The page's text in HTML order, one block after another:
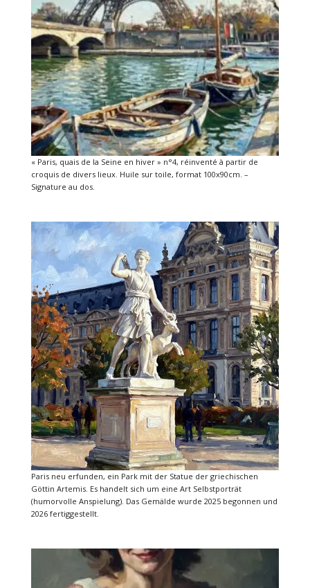
« Paris, quais de la Seine en hiver » n°4, réinventé à partir de
croquis de divers lieux. Huile sur toile, format 100x90cm. –
Signature au dos.
Paris neu erfunden, ein Park mit der Statue der griechischen
Göttin Artemis. Es handelt sich um eine Art Selbstporträt
(humorvolle Anspielung). Das Gemälde wurde 2025 begonnen und
2026 fertiggestellt.